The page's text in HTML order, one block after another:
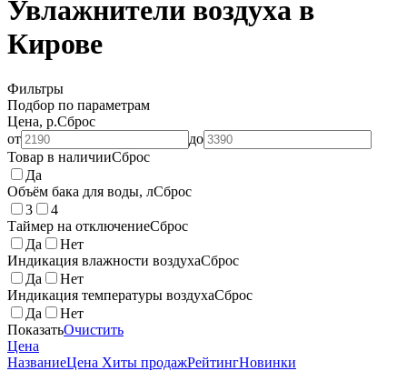
Увлажнители воздуха в
Кирове
Фильтры
Подбор по параметрам
Цена, р.Сброс
от
до
Товар в наличииСброс
Да
Объём бака для воды, лСброс
3
4
Таймер на отключениеСброс
Да
Нет
Индикация влажности воздухаСброс
Да
Нет
Индикация температуры воздухаСброс
Да
Нет
ПоказатьОчистить
Цена
НазваниеЦена Хиты продажРейтингНовинки